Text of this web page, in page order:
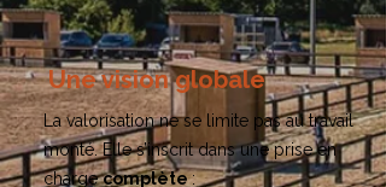
Une vision globale
La valorisation ne se limite pas au travail
monté. Elle s’inscrit dans une prise en
chargecomplète: